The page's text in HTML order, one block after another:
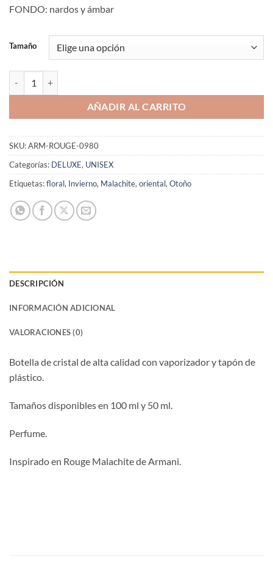
FONDO: nardos y ámbar
Tamaño
AÑADIR AL CARRITO
SKU:ARM-ROUGE-0980
Categorías: DELUXE, UNISEX
Etiquetas:floral, Invierno, Malachite,oriental,Otoño
DESCRIPCIÓN
INFORMACIÓN ADICIONAL
VALORACIONES (0)
Botella de cristal de alta calidad con vaporizador y tapón de
plástico.
Tamaños disponibles en 100 ml y 50 ml.
Perfume.
Inspirado en Rouge Malachite de Armani.